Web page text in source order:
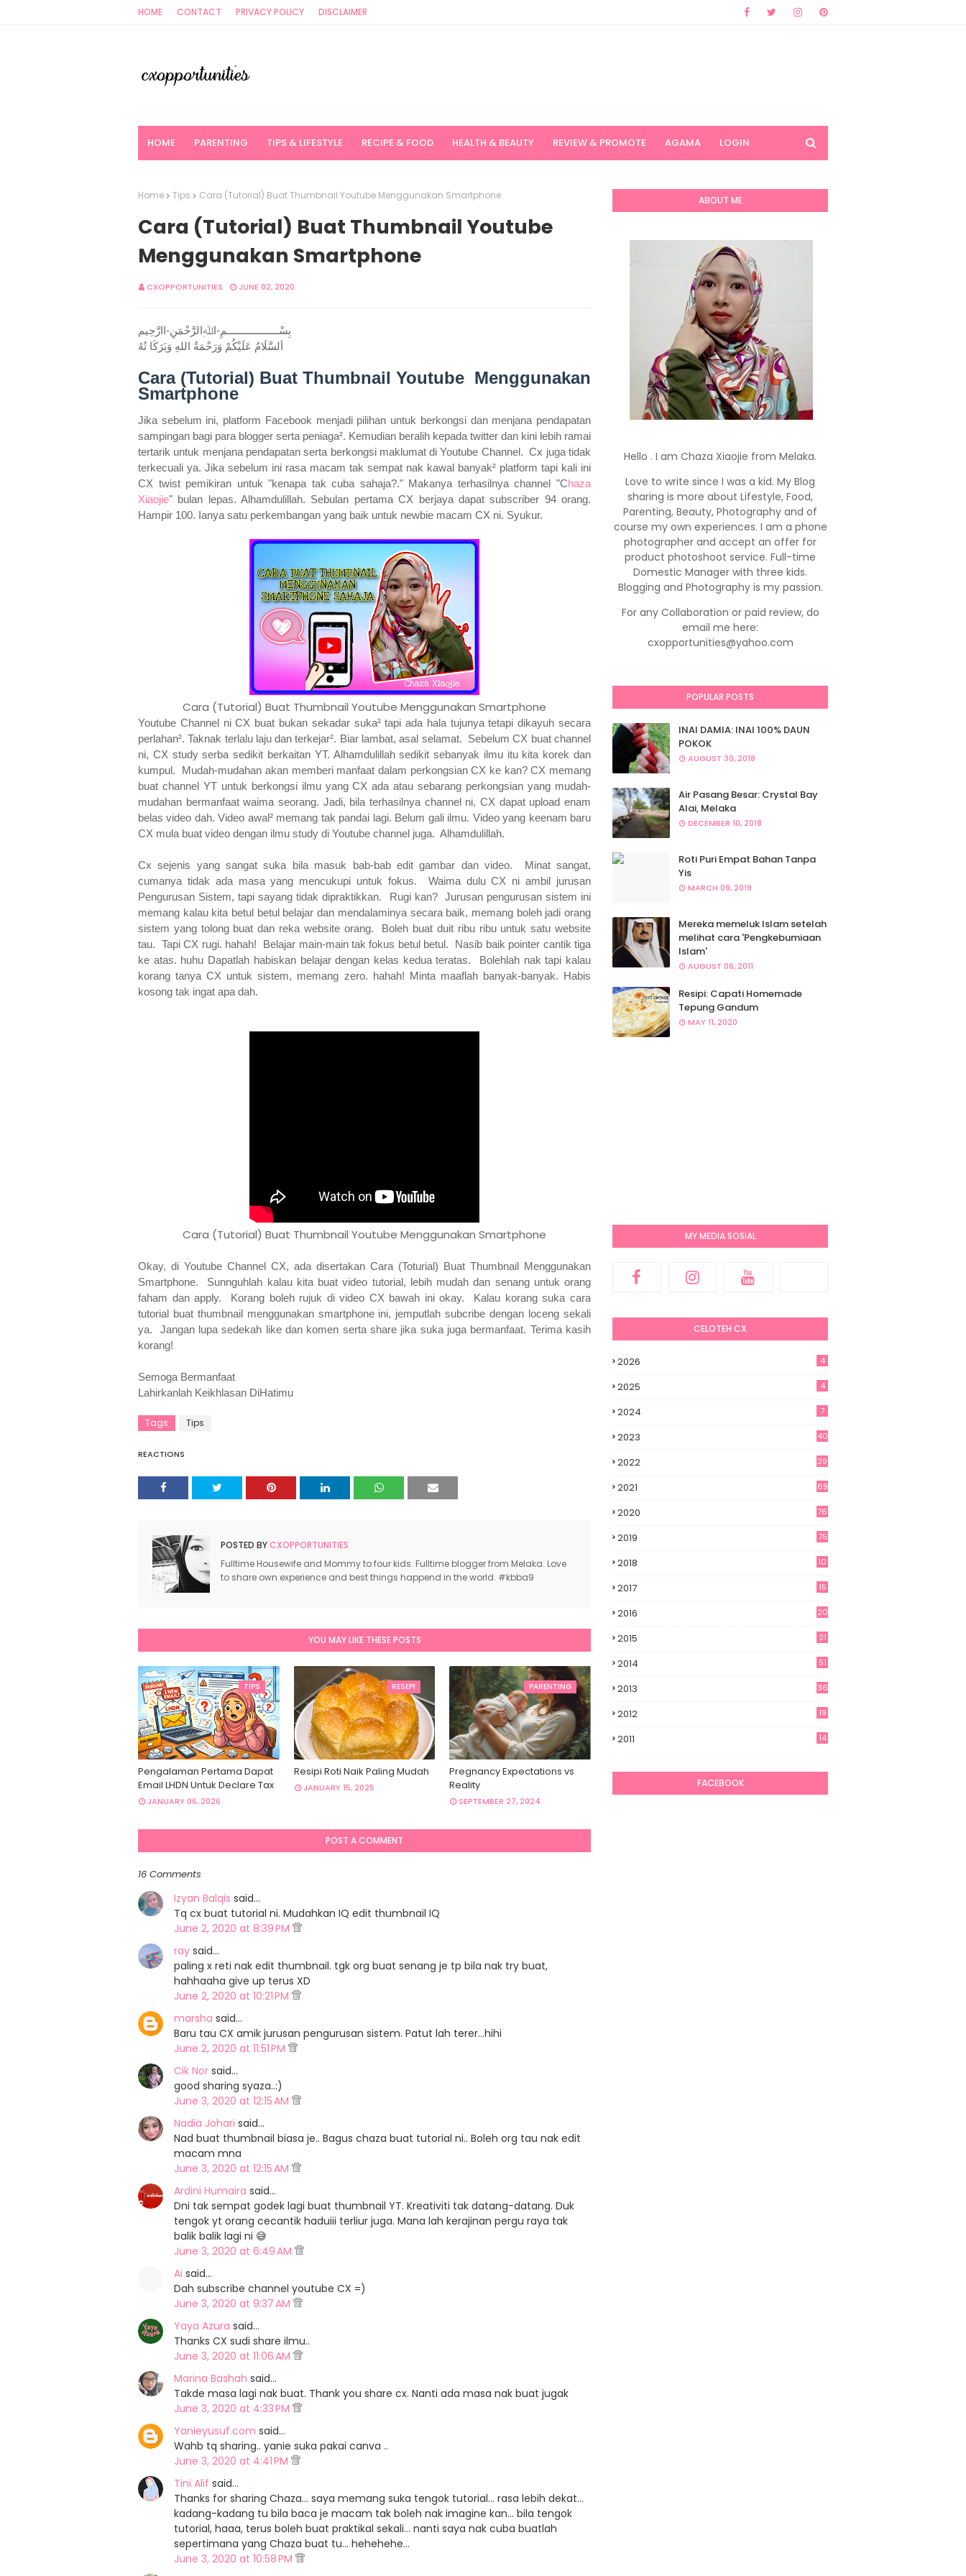
HOME CONTACT PRIVACY POLICY DISCLAIMER
HOME PARENTING TIPS & LIFESTYLE RECIPE & FOOD HEALTH & BEAUTY REVIEW & PROMOTE AGAMA LOGIN
Home Tips Cara (Tutorial) Buat Thumbnail Youtube Menggunakan Smartphone
Cara (Tutorial) Buat Thumbnail Youtube
Menggunakan Smartphone
CXOPPORTUNITIES JUNE 02, 2020
بِسْــــــــــــــــــمِ-اﷲِالرَّحْمَنِ-اارَّحِيم
اَلسَّلَامُ عَلَيْكُمْ وَرَحْمَةُ اللهِ وَبَرَكَا تُهُ
Cara (Tutorial) Buat Thumbnail Youtube Menggunakan
Smartphone
Jika sebelum ini, platform Facebook menjadi pilihan untuk berkongsi dan menjana pendapatan
sampingan bagi para blogger serta peniaga². Kemudian beralih kepada twitter dan kini lebih ramai
tertarik untuk menjana pendapatan serta berkongsi maklumat di Youtube Channel. Cx juga tidak
terkecuali ya. Jika sebelum ini rasa macam tak sempat nak kawal banyak² platform tapi kali ini
CX twist pemikiran untuk "kenapa tak cuba sahaja?." Makanya terhasilnya channel "Chaza
Xiaojie" bulan lepas. Alhamdulillah. Sebulan pertama CX berjaya dapat subscriber 94 orang.
Hampir 100. Ianya satu perkembangan yang baik untuk newbie macam CX ni. Syukur.
Cara (Tutorial) Buat Thumbnail Youtube Menggunakan Smartphone
Youtube Channel ni CX buat bukan sekadar suka² tapi ada hala tujunya tetapi dikayuh secara
perlahan². Taknak terlalu laju dan terkejar². Biar lambat, asal selamat. Sebelum CX buat channel
ni, CX study serba sedikit berkaitan YT. Alhamdulillah sedikit sebanyak ilmu itu kita korek dan
kumpul. Mudah-mudahan akan memberi manfaat dalam perkongsian CX ke kan? CX memang
buat channel YT untuk berkongsi ilmu yang CX ada atau sebarang perkongsian yang mudah-
mudahan bermanfaat waima seorang. Jadi, bila terhasilnya channel ni, CX dapat upload enam
belas video dah. Video awal² memang tak pandai lagi. Belum gali ilmu. Video yang keenam baru
CX mula buat video dengan ilmu study di Youtube channel juga. Alhamdulillah.
Cx sejenis yang sangat suka bila masuk bab-bab edit gambar dan video. Minat sangat,
cumanya tidak ada masa yang mencukupi untuk fokus. Waima dulu CX ni ambil jurusan
Pengurusan Sistem, tapi sayang tidak dipraktikkan. Rugi kan? Jurusan pengurusan sistem ini
memang kalau kita betul betul belajar dan mendalaminya secara baik, memang boleh jadi orang
sistem yang tolong buat dan reka website orang. Boleh buat duit ribu ribu untuk satu website
tau. Tapi CX rugi. hahah! Belajar main-main tak fokus betul betul. Nasib baik pointer cantik tiga
ke atas. huhu Dapatlah habiskan belajar dengan kelas kedua teratas. Bolehlah nak tapi kalau
korang tanya CX untuk sistem, memang zero. hahah! Minta maaflah banyak-banyak. Habis
kosong tak ingat apa dah.
Cara (Tutorial) Buat Thumbnail Youtube Menggunakan Smartphone
Okay, di Youtube Channel CX, ada disertakan Cara (Toturial) Buat Thumbnail Menggunakan
Smartphone. Sunnguhlah kalau kita buat video tutorial, lebih mudah dan senang untuk orang
faham dan apply. Korang boleh rujuk di video CX bawah ini okay. Kalau korang suka cara
tutorial buat thumbnail menggunakan smartphone ini, jemputlah subcribe dengan loceng sekali
ya. Jangan lupa sedekah like dan komen serta share jika suka juga bermanfaat. Terima kasih
korang!
Semoga Bermanfaat
Lahirkanlah Keikhlasan DiHatimu
Tags Tips
REACTIONS
POSTED BYCXOPPORTUNITIES
Fulltime Housewife and Mommy to four kids. Fulltime blogger from Melaka. Love
to share own experience and best things happend in the world. #kbba9
YOU MAY LIKE THESE POSTS
TIPS
Pengalaman Pertama Dapat
Email LHDN Untuk Declare Tax
JANUARY 06, 2026
RESEPI
Resipi Roti Naik Paling Mudah
JANUARY 15, 2025
PARENTING
Pregnancy Expectations vs
Reality
SEPTEMBER 27, 2024
POST A COMMENT
16 Comments
Izyan Balqis said…
Tq cx buat tutorial ni. Mudahkan IQ edit thumbnail IQ
June 2, 2020 at 8:39 PM
ray said…
paling x reti nak edit thumbnail. tgk org buat senang je tp bila nak try buat,
hahhaaha give up terus XD
June 2, 2020 at 10:21 PM
marsha said…
Baru tau CX amik jurusan pengurusan sistem. Patut lah terer...hihi
June 2, 2020 at 11:51 PM
Cik Nor said…
good sharing syaza..:)
June 3, 2020 at 12:15 AM
Nadia Johari said…
Nad buat thumbnail biasa je.. Bagus chaza buat tutorial ni.. Boleh org tau nak edit
macam mna
June 3, 2020 at 12:15 AM
Ardini Humaira said…
Dni tak sempat godek lagi buat thumbnail YT. Kreativiti tak datang-datang. Duk
tengok yt orang cecantik haduiii terliur juga. Mana lah kerajinan pergu raya tak
balik balik lagi ni 😅
June 3, 2020 at 6:49 AM
Ai said…
Dah subscribe channel youtube CX =)
June 3, 2020 at 9:37 AM
Yaya Azura said…
Thanks CX sudi share ilmu..
June 3, 2020 at 11:06 AM
Marina Bashah said…
Takde masa lagi nak buat. Thank you share cx. Nanti ada masa nak buat jugak
June 3, 2020 at 4:33 PM
Yanieyusuf.com said…
Wahb tq sharing.. yanie suka pakai canva ..
June 3, 2020 at 4:41 PM
Tini Alif said…
Thanks for sharing Chaza... saya memang suka tengok tutorial... rasa lebih dekat...
kadang-kadang tu bila baca je macam tak boleh nak imagine kan... bila tengok
tutorial, haaa, terus boleh buat praktikal sekali... nanti saya nak cuba buatlah
sepertimana yang Chaza buat tu... hehehehe...
June 3, 2020 at 10:58 PM
ABOUT ME
Hello . I am Chaza Xiaojie from Melaka.
Love to write since I was a kid. My Blog
sharing is more about Lifestyle, Food,
Parenting, Beauty, Photography and of
course my own experiences. I am a phone
photographer and accept an offer for
product photoshoot service. Full-time
Domestic Manager with three kids.
Blogging and Photography is my passion.
For any Collaboration or paid review, do
email me here:
cxopportunities@yahoo.com
POPULAR POSTS
INAI DAMIA: INAI 100% DAUN
POKOK
AUGUST 30, 2018
Air Pasang Besar: Crystal Bay
Alai, Melaka
DECEMBER 10, 2018
Roti Puri Empat Bahan Tanpa
Yis
MARCH 09, 2019
Mereka memeluk Islam setelah
melihat cara 'Pengkebumiaan
Islam'
AUGUST 06, 2011
Resipi: Capati Homemade
Tepung Gandum
MAY 11, 2020
MY MEDIA SOSIAL
CELOTEH CX
2026 4
2025 4
2024 7
2023 40
2022 29
2021 69
2020 76
2019 75
2018 10
2017 15
2016 20
2015 21
2014 51
2013 36
2012
19
2011
14
FACEBOOK